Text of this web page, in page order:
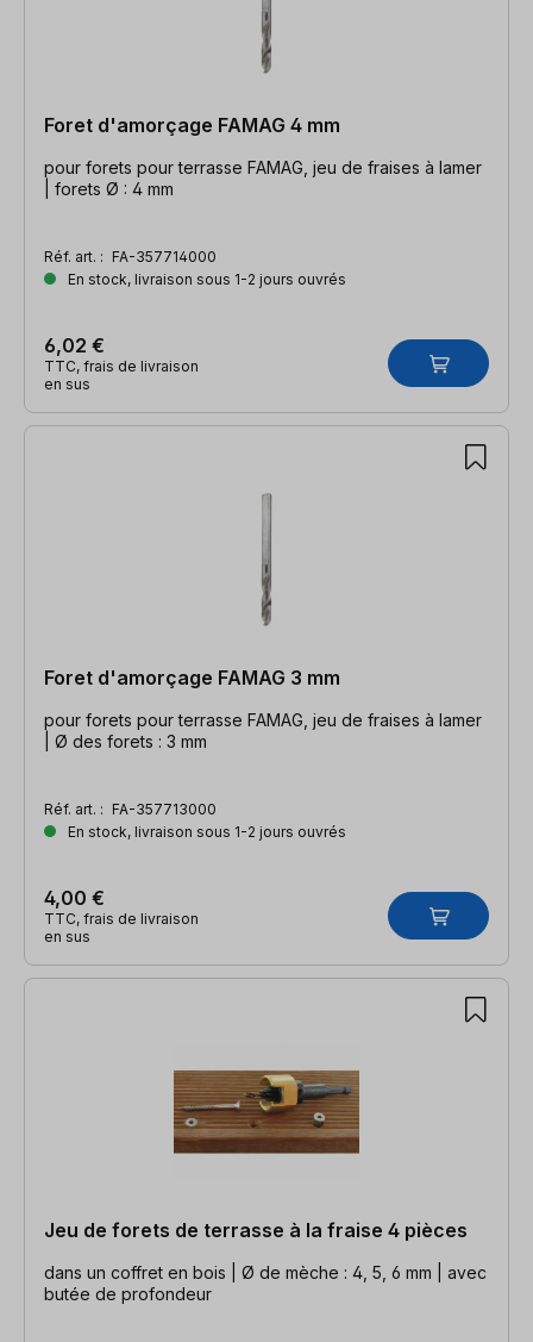
Foret d'amorçage FAMAG 4 mm
pour forets pour terrasse FAMAG, jeu de fraises à lamer
| forets Ø : 4 mm
Réf. art. : FA-357714000
En stock, livraison sous 1-2 jours ouvrés
6,02 €
TTC, frais de livraison
en sus
Foret d'amorçage FAMAG 3 mm
pour forets pour terrasse FAMAG, jeu de fraises à lamer
| Ø des forets : 3 mm
Réf. art. : FA-357713000
En stock, livraison sous 1-2 jours ouvrés
4,00 €
TTC, frais de livraison
en sus
Jeu de forets de terrasse à la fraise 4 pièces
dans un coffret en bois | Ø de mèche : 4, 5, 6 mm | avec
butée de profondeur